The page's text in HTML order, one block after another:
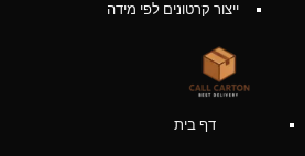
ייצור קרטונים לפי מידה
דף בית